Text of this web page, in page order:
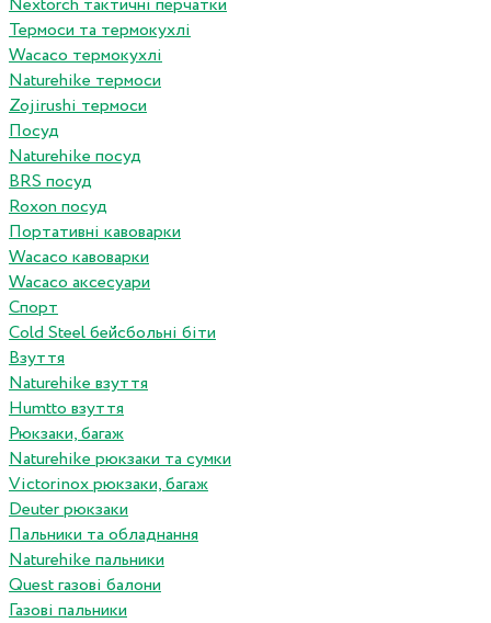
Nextorch тактичні перчатки
Термоси та термокухлі
Wacaco термокухлі
Naturehike термоси
Zojirushi термоси
Посуд
Naturehike посуд
BRS посуд
Roxon посуд
Портативні кавоварки
Wacaco кавоварки
Wacaco аксесуари
Спорт
Cold Steel бейсбольні біти
Взуття
Naturehike взуття
Humtto взуття
Рюкзаки, багаж
Naturehike рюкзаки та сумки
Victorinox рюкзаки, багаж
Deuter рюкзаки
Пальники та обладнання
Naturehike пальники
Quest газові балони
Газові пальники